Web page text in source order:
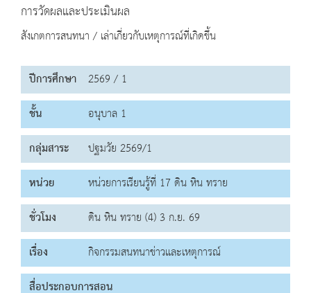
การวัดผลและประเมินผล
สังเกตการสนทนา / เล่าเกี่ยวกับเหตุการณ์ที่เกิดขึ้น
ปีการศึกษา 2569 / 1
ชั้น
อนุบาล 1
กลุ่มสาระ
ปฐมวัย 2569/1
หน่วย
หน่วยการเรียนรู้ที่ 17 ดิน หิน ทราย
ชั่วโมง
ดิน หิน ทราย (4) 3 ก.ย. 69
เรื่อง
กิจกรรมสนทนาข่าวและเหตุการณ์
สื่อประกอบการสอน